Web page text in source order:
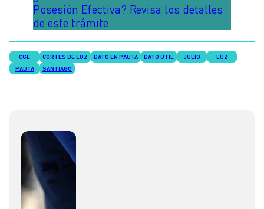
Posesión Efectiva? Revisa los detalles
de este trámite
CGE CORTES DE LUZ DATO EN PAUTA DATO ÚTIL JULIO
LUZ
PAUTA
SANTIAGO